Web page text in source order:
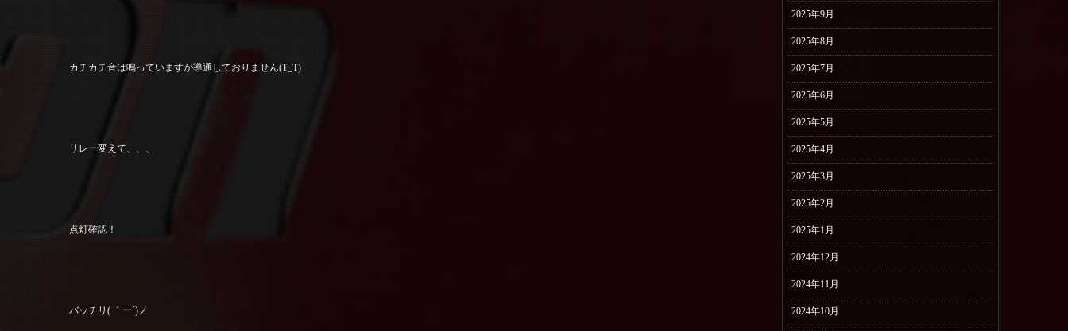
カチカチ音は鳴っていますが導通しておりません(T_T)
リレー変えて、、、
点灯確認！
バッチリ( ｀ー´)ノ
2025年9月
2025年8月
2025年7月
2025年6月
2025年5月
2025年4月
2025年3月
2025年2月
2025年1月
2024年12月
2024年11月
2024年10月